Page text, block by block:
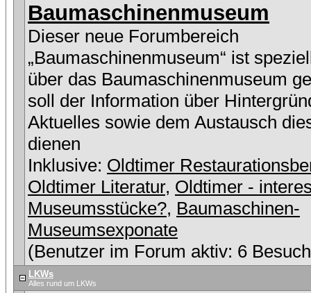
Baumaschinenmuseum
Dieser neue Forumbereich
„Baumaschinenmuseum“ ist
über das Baumaschinenmuseum
soll der Information über
Aktuelles sowie dem Austausch
dienen
Inklusive: Oldtimer
Oldtimer Literatur, Oldtimer -
Museumsstücke?, Baumaschinen-
Museumsexponate
(Benutzer im Forum aktiv: 6
LKWs
Alles rund um LKWs